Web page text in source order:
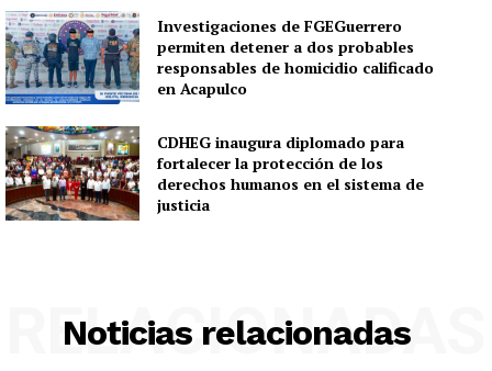
Investigaciones de FGEGuerrero
permiten detener a dos probables
responsables de homicidio calificado
en Acapulco
CDHEG inaugura diplomado para
fortalecer la protección de los
derechos humanos en el sistema de
justicia
Noticias relacionadas
RELACIONADAS